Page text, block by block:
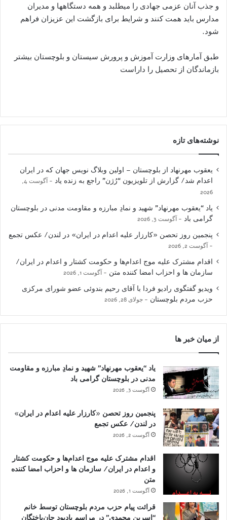
و جذب آنان عزمی جهادی را می‎طلبد و همه دستگاهها و مدیران
مدارس باید همت کنند و شرایط برای بازگشت این عزیزان فراهم
شود.
طبق آمارهای وزارت آموزش و پرورش سیستان و بلوچستان بیشتر
بازماندگان از تحصیل را داراست
نوشته‌های تازه
یعقوب مهرنهاد از بلوچستان – اولین وبلاگ نویس جهان که در ایران
اعدام شد/ گزارش از تلویزیون “رُژن” راجع به زنده یاد
آگوست 4,
2026
یاد “یعقوب مهرنهاد” شهید و نمادِ مبارزه و مقاومت مدنی در بلوچستان
گرامی باد
آگوست 3, 2026
پنجمین روز تحصن «کارزار علیه اعدام در ایران» در لندن/ عکس تجمع
آگوست 2, 2026
اقدام مشترک علیه موج اعدام‌ها و حکومت کشتار و اعدام در ایران/
سازمان ها و احزاب امضا کننده متن
آگوست 1, 2026
ویدیو گفتگوی رادیو فردا با آقای رحیم بندوئی عضو شورای مرکزی
حزب مردم بلوچستان
جولای 28, 2026
از میان خبر ها
یاد “یعقوب مهرنهاد” شهید و نمادِ مبارزه و مقاومت
مدنی در بلوچستان گرامی باد
آگوست 3, 2026
پنجمین روز تحصن «کارزار علیه اعدام در ایران»
در لندن/ عکس تجمع
آگوست 2, 2026
اقدام مشترک علیه موج اعدام‌ها و حکومت کشتار
و اعدام در ایران/ سازمان ها و احزاب امضا کننده
متن
آگوست 1, 2026
قرائت پیام حزب مردم بلوچستان توسط خانم
“اسرین محمدی” در مراسم یادبود جان‌باختگان